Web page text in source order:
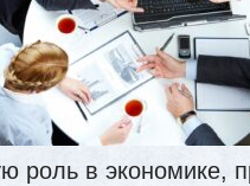
роль в экономике,